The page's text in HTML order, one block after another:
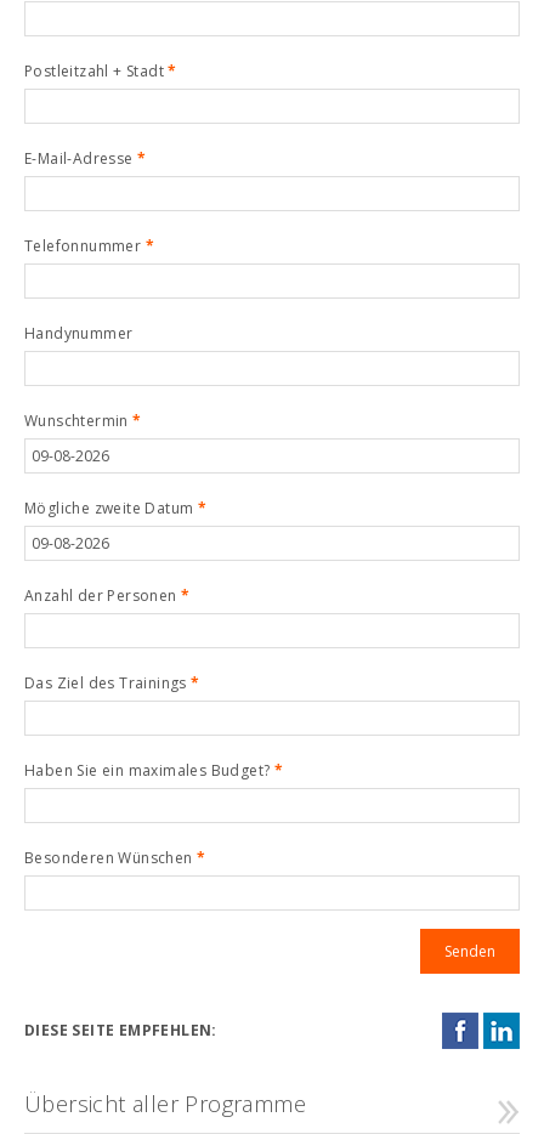
Postleitzahl + Stadt*
E-Mail-Adresse *
Telefonnummer *
Handynummer
Wunschtermin*
Mögliche zweite Datum *
Anzahl der Personen *
Das Ziel des Trainings*
Haben Sie ein maximales Budget? *
Besonderen Wünschen *
DIESE SEITE EMPFEHLEN:
Übersicht aller Programme